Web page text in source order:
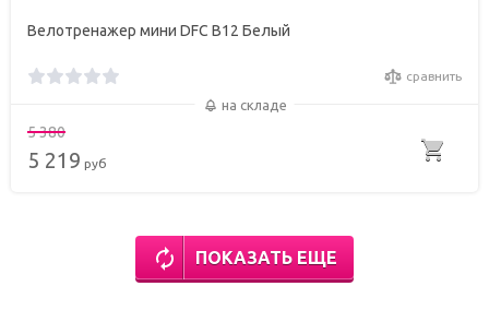
Велотренажер мини DFC B12 Белый
сравнить
на складе
5 380
5 219 руб
ПОКАЗАТЬ ЕЩЕ